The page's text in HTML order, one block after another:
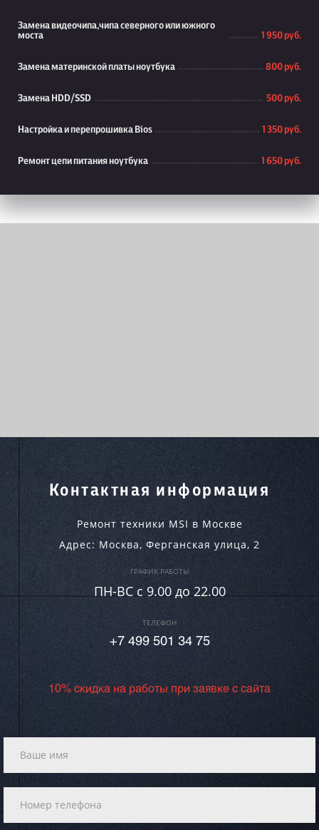
Замена видеочипа,чипа северного или южного
моста
1 950 руб.
Замена материнской платы ноутбука 800 руб.
Замена HDD/SSD 500 руб.
Настройка и перепрошивка Bios 1 350 руб.
Ремонт цепи питания ноутбука 1 650 руб.
Контактная информация
Ремонт техники MSI в Москве
Адрес: Москва, Ферганская улица, 2
ГРАФИК РАБОТЫ
ПН-ВC c 9.00 до 22.00
ТЕЛЕФОН
+7 499 501 34 75
10% скидка на работы при заявке с сайта